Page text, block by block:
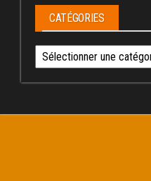
CATÉGORIES
Catégories